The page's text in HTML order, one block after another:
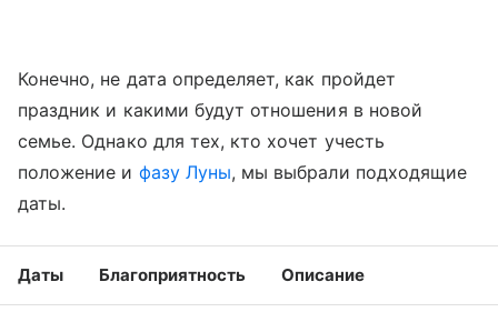
Конечно, не дата определяет, как пройдет
праздник и какими будут отношения в новой
семье. Однако для тех, кто хочет учесть
положение и фазу Луны, мы выбрали подходящие
даты.
Даты Благоприятность Описание